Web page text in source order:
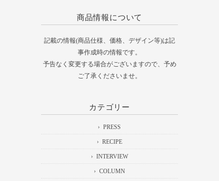
商品情報について
記載の情報(商品仕様、価格、デザイン等)は記
事作成時の情報です。
予告なく変更する場合がございますので、予め
ご了承くださいませ。
カテゴリー
PRESS
RECIPE
INTERVIEW
COLUMN